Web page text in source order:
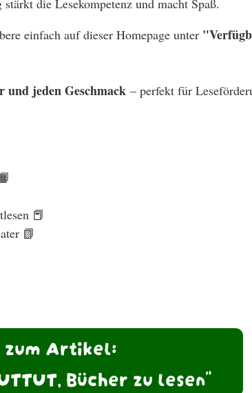
einfach auf dieser Homepage unter
jeden Geschmack – perfekt für
📕
📗
zum Artikel:
Bücher zu lesen"